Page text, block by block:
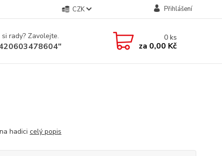
CZK Přihlášení
rady? Zavolejte. 0ks
za 0,00 Kč
hadici celý popis